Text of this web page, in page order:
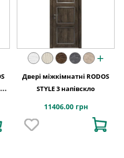
+
Двері міжкімнатні RODOS
STYLE 3 напівскло
11406.00 грн